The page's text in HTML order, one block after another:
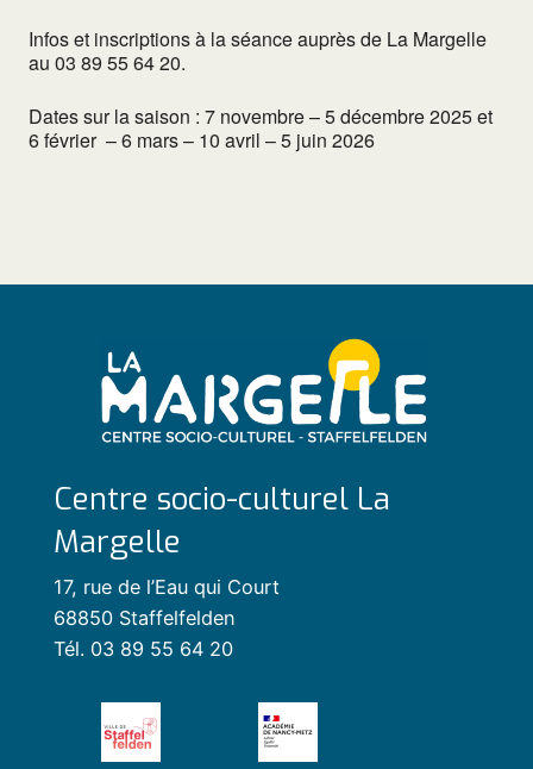
Infos et inscriptions à la séance auprès de La Margelle
au 03 89 55 64 20.
Dates sur la saison : 7 novembre – 5 décembre 2025 et
6 février – 6 mars – 10 avril – 5 juin 2026
Centre socio-culturel La
Margelle
17, rue de l’Eau qui Court
68850 Staffelfelden
Tél. 03 89 55 64 20